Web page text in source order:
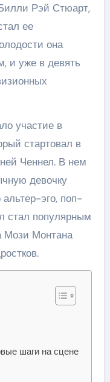
Рэй Стюарт,
ее
она
и уже в девять
участие в
стартовал в
Ченнел. В нем
девочку
эго, поп-
стал популярным
Мози Монтана
шаги на сцене